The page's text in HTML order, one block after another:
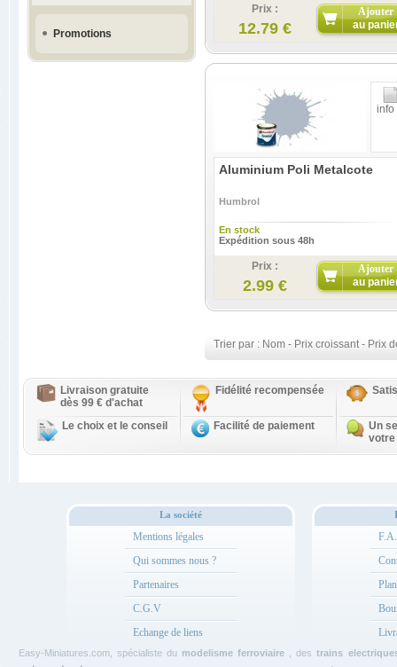
Promotions
Prix :
12.79 €
Ajouter
au
info
Aluminium Poli Metalcote
Humbrol
En stock
Expédition sous 48h
Prix :
2.99 €
Ajouter
au
Trier par : Nom - Prix croissant- Prix
Livraison gratuite
dès 99 € d'achat
Fidélité recompensée
Le choix et le conseil Facilité de paiement
Un
votre
La société
Mentions légales
Qui sommes nous ?
Partenaires
C.G.V
Echange de liens
Easy-Miniatures.com, spécialiste du modelisme ferroviaire , destrains